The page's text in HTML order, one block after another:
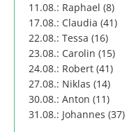
11.08.: Raphael (8)
17.08.: Claudia (41)
22.08.: Tessa (16)
23.08.: Carolin (15)
24.08.: Robert (41)
27.08.: Niklas (14)
30.08.: Anton (11)
31.08.: Johannes (37)